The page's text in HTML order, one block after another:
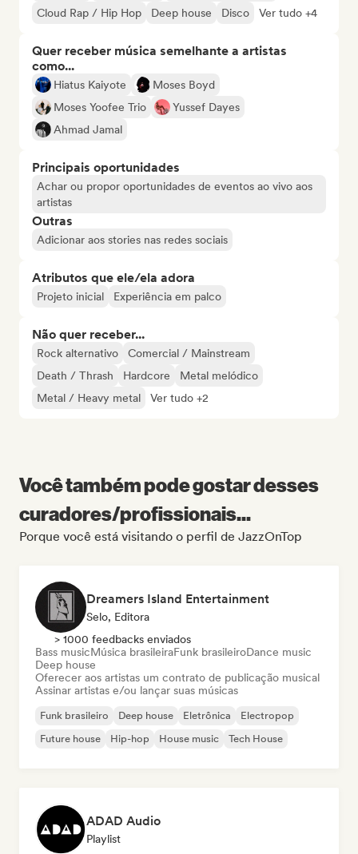
Cloud Rap / Hip Hop
Deep house Disco Ver tudo +4
Quer receber música semelhante a artistas
como...
Hiatus Kaiyote
Moses Boyd
Moses Yoofee Trio
Yussef Dayes
Ahmad Jamal
Principais oportunidades
Achar ou propor oportunidades de eventos ao vivo aos
artistas
Outras
Adicionar aos stories nas redes sociais
Atributos que ele/ela adora
Projeto inicial Experiência em palco
Não quer receber...
Rock alternativo
Comercial / Mainstream
Death / Thrash
Hardcore
Metal melódico
Metal / Heavy metal
Ver tudo +2
Você também pode gostar desses
curadores/profissionais...
Porque você está visitando o perfil de JazzOnTop
Dreamers Island Entertainment
Selo, Editora
> 1000 feedbacks enviados
Bass musicMúsica brasileiraFunk brasileiroDance music
Deep house
Oferecer aos artistas um contrato de publicação musical
Assinar artistas e/ou lançar suas músicas
Funk brasileiro Deep house Eletrônica
Electropop
Future house
Hip-hop House music Tech House
ADAD Audio
Playlist